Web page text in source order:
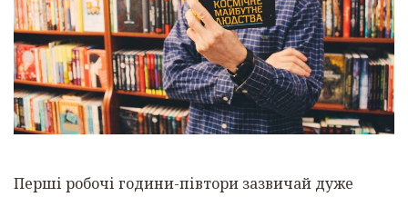
Перші робочі години-півтори зазвичай дуже